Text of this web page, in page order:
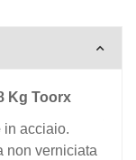
Kg Toorx
in acciaio.
non verniciata